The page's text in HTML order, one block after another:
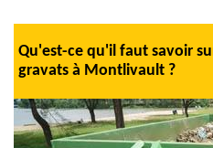
Qu'est-ce qu'il faut savoir
gravats à Montlivault ?